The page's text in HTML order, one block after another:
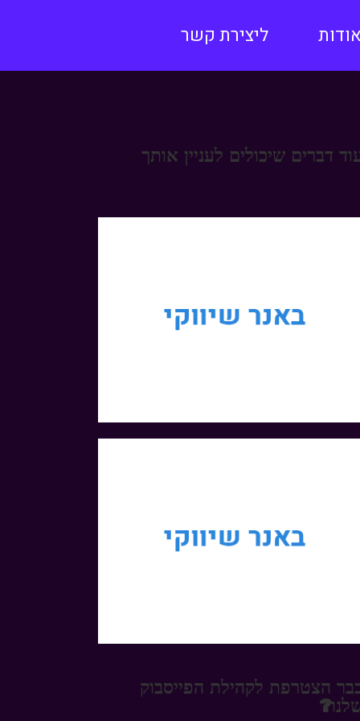
אודות ליצירת קשר
דברים שיכולים לעניין אותך
הצטרפת לקהילת הפייסבוק